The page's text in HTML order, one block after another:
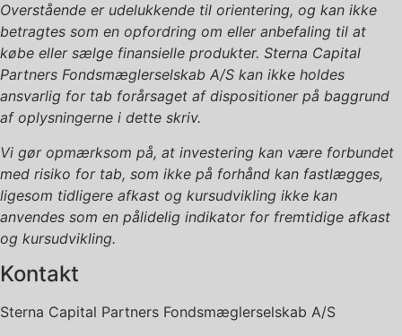
Overstående er udelukkende til orientering, og kan ikke
betragtes som en opfordring om eller anbefaling til at
købe eller sælge finansielle produkter. Sterna Capital
Partners Fondsmæglerselskab A/S kan ikke holdes
ansvarlig for tab forårsaget af dispositioner på baggrund
af oplysningerne i dette skriv.
Vi gør opmærksom på, at investering kan være forbundet
med risiko for tab, som ikke på forhånd kan fastlægges,
ligesom tidligere afkast og kursudvikling ikke kan
anvendes som en pålidelig indikator for fremtidige afkast
og kursudvikling.
Kontakt
Sterna Capital Partners Fondsmæglerselskab A/S